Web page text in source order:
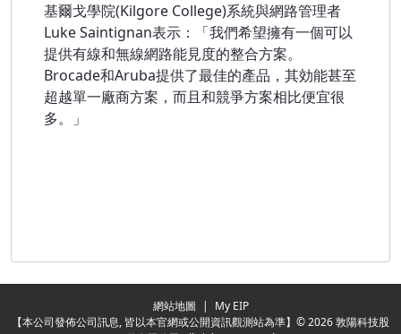
基爾戈學院(Kilgore College)系統與網路管理者
Luke Saintignan表示：「我們希望擁有一個可以
提供有線和無線網路能見度的整合方案。
Brocade和Aruba提供了最佳的產品，其効能甚至
超越單一廠商方案，而且和競爭方案相比便宜很
多。」
網站地圖 |
My EIP
【本公司發佈公司訊息, 皆以本官網或公開資訊觀測站為準】© 2026 敦陽科技股